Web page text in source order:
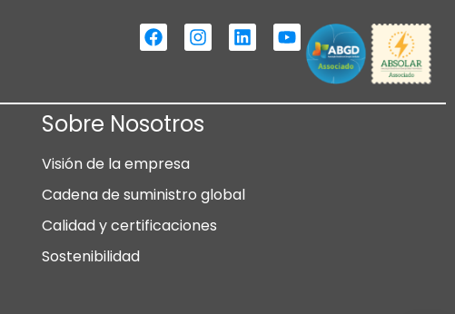
Sobre Nosotros
Visión de la empresa
Cadena de suministro global
Calidad y certificaciones
Sostenibilidad